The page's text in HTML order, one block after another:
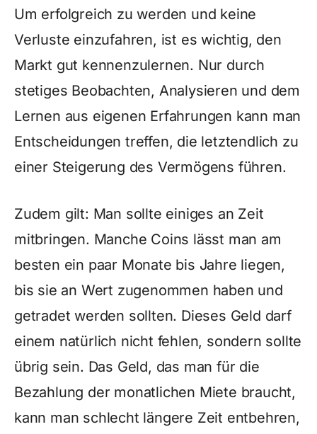
Um erfolgreich zu werden und keine
Verluste einzufahren, ist es wichtig, den
Markt gut kennenzulernen. Nur durch
stetiges Beobachten, Analysieren und dem
Lernen aus eigenen Erfahrungen kann man
Entscheidungen treffen, die letztendlich zu
einer Steigerung des Vermögens führen.
Zudem gilt: Man sollte einiges an Zeit
mitbringen. Manche Coins lässt man am
besten ein paar Monate bis Jahre liegen,
bis sie an Wert zugenommen haben und
getradet werden sollten. Dieses Geld darf
einem natürlich nicht fehlen, sondern sollte
übrig sein. Das Geld, das man für die
Bezahlung der monatlichen Miete braucht,
kann man schlecht längere Zeit entbehren,